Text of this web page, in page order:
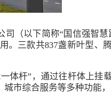
（以下简称“国信强智
。三款共837盏新叶型、
体杆”，通过往杆体上挂
市综合服务等多种功能